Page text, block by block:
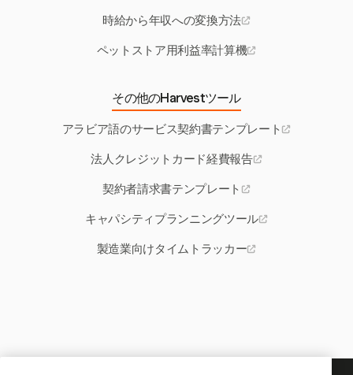
時給から年収への変換方法
ペットストア用利益率計算機
その他のHarvestツール
アラビア語のサービス契約書テンプレート
法人クレジットカード経費報告
契約者請求書テンプレート
キャパシティプランニングツール
製造業向けタイムトラッカー